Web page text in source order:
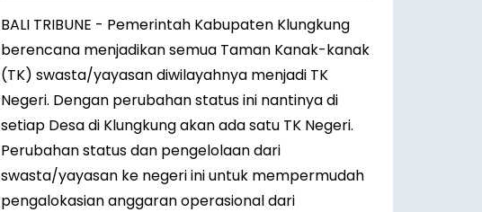
BALI TRIBUNE - Pemerintah Kabupaten Klungkung
berencana menjadikan semua Taman Kanak-kanak
(TK) swasta/yayasan diwilayahnya menjadi TK
Negeri. Dengan perubahan status ini nantinya di
setiap Desa di Klungkung akan ada satu TK Negeri.
Perubahan status dan pengelolaan dari
swasta/yayasan ke negeri ini untuk mempermudah
pengalokasian anggaran operasional dari